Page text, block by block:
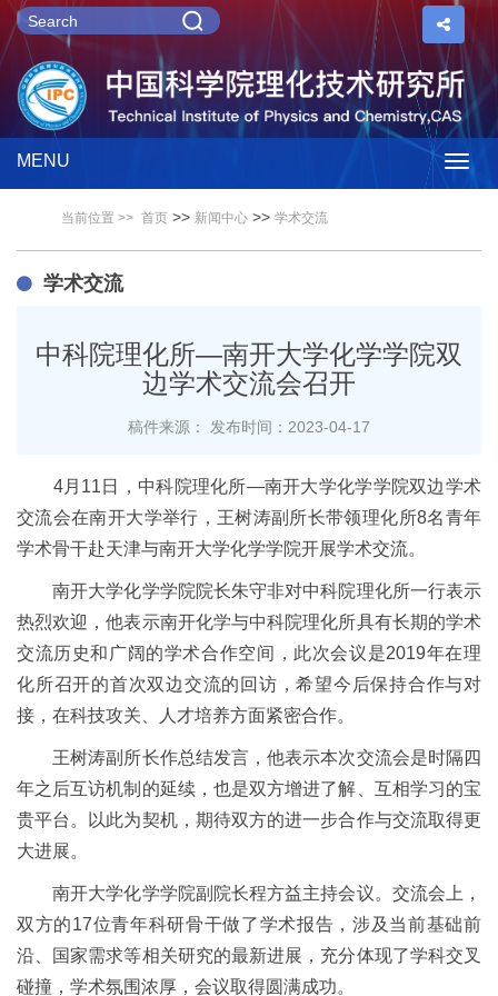
MENU
当前位置 >> 首页 >> 新闻中心 >> 学术交流
学术交流
中科院理化所—南开大学化学学院双
边学术交流会召开
稿件来源： 发布时间：2023-04-17
4月11日，中科院理化所—南开大学化学学院双边学术
交流会在南开大学举行，王树涛副所长带领理化所8名青年
学术骨干赴天津与南开大学化学学院开展学术交流。
南开大学化学学院院长朱守非对中科院理化所一行表示
热烈欢迎，他表示南开化学与中科院理化所具有长期的学术
交流历史和广阔的学术合作空间，此次会议是2019年在理
化所召开的首次双边交流的回访，希望今后保持合作与对
接，在科技攻关、人才培养方面紧密合作。
王树涛副所长作总结发言，他表示本次交流会是时隔四
年之后互访机制的延续，也是双方增进了解、互相学习的宝
贵平台。以此为契机，期待双方的进一步合作与交流取得更
大进展。
南开大学化学学院副院长程方益主持会议。交流会上，
双方的17位青年科研骨干做了学术报告，涉及当前基础前
沿、国家需求等相关研究的最新进展，充分体现了学科交叉
碰撞，学术氛围浓厚，会议取得圆满成功。